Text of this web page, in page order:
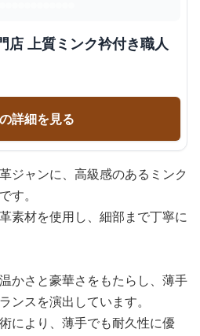
店 上質ミンク衿付き職人
詳細を見る
ジャンに、高級感のあるミンク
す。
素材を使用し、細部まで丁寧に
かさと豪華さをもたらし、薄手
ンスを演出しています。
により、薄手でも耐久性に優